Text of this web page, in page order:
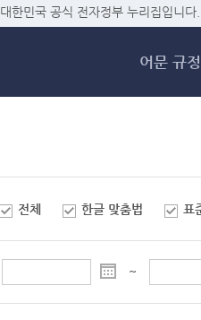
메
한민국 공식 전자정부 누리집입니다.
어문 규정
전체 한글 맞춤법 표
~